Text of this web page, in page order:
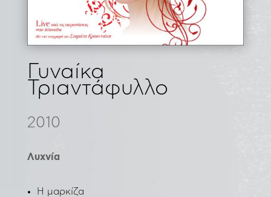
Γυναίκα
Τριαντάφυλλο
2010
Λυχνία
Η μαρκίζα